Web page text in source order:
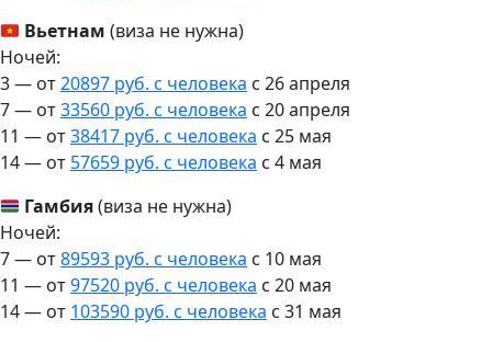
Вьетнам (виза не нужна)
Ночей:
3 — от20897 руб. с человека c 26 апреля
7 — от33560 руб. с человека c 20 апреля
11 — от38417 руб. с человека c 25 мая
14 — от 57659 руб. с человека c 4 мая
Гамбия(виза не нужна)
Ночей:
7 — от89593 руб. с человека c 10 мая
11 — от97520 руб. с человека c 20 мая
14 — от 103590 руб. с человека c 31 мая